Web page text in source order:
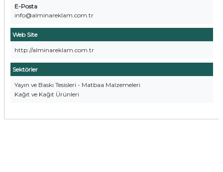
E-Posta
info@alminareklam.com.tr
Web Site
http://alminareklam.com.tr
Sektörler
Yayın ve Baskı Tesisleri - Matbaa Malzemeleri
Kağıt ve Kağıt Ürünleri